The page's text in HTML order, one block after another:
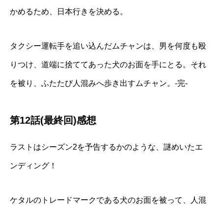
かめるため、日本行きを決める。
タクシー運転手を追い込んだムチャンは、男を何度も殴
りつけ、道端に捨ててあった犬のお面を手にとる。それ
を被り、ふたたび人混みへ歩き出すムチャン。‐完‐
第12話(最終回)感想
ラストはシーズン2を予告するかのような、謎めいたエ
ンディング！
ケタルのトレードマークである犬のお面を被って、人混